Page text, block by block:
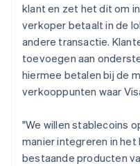
klant en zet het dit om
verkoper betaalt in de
andere transactie.
toevoegen aan
hiermee betalen bij de
verkooppunten waar
"We willen stablecoins
manier integreren in
bestaande producten
India
English
Italië
ItalianoEnglish
Japan
日本語English
Kroatië
Letland
English
Liechtenstein
Deutsch English